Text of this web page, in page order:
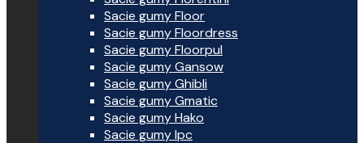
Sacie gumy Floor
Sacie gumy Floordress
Sacie gumy Floorpul
Sacie gumy Gansow
Sacie gumy Ghibli
Sacie gumy Gmatic
Sacie gumy Hako
Sacie gumy Ipc